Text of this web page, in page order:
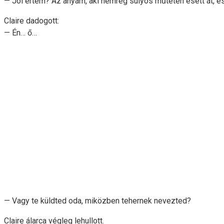
Claire dadogott:
— Én… ő…
— Vagy te küldted oda, miközben tehernek nevezted?
Claire álarca végleg lehullott.